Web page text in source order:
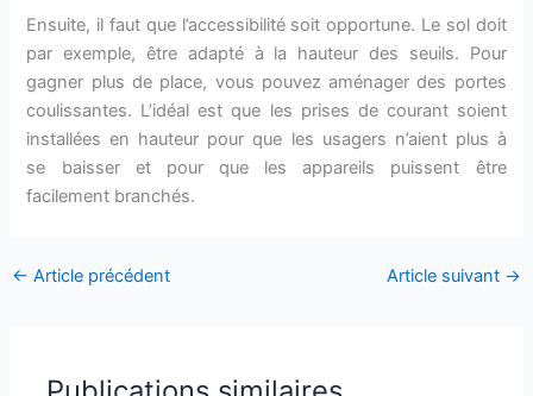
Ensuite, il faut que l’accessibilité soit opportune. Le sol doit
par exemple, être adapté à la hauteur des seuils. Pour
gagner plus de place, vous pouvez aménager des portes
coulissantes. L’idéal est que les prises de courant soient
installées en hauteur pour que les usagers n’aient plus à
se baisser et pour que les appareils puissent être
facilement branchés.
← Article précédent Article suivant →